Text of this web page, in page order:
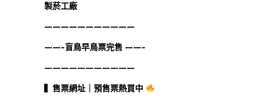
製菸工廠
———————————
——-盲鳥早鳥票完售 ——-
———————————
▍售票網址｜預售票熱買中